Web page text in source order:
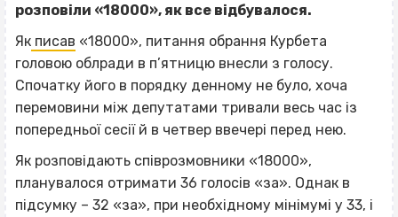
розповіли «18000», як все відбувалося.
Як писав «18000», питання обрання Курбета
головою облради в п’ятницю внесли з голосу.
Спочатку його в порядку денному не було, хоча
перемовини між депутатами тривали весь час із
попередньої сесії й в четвер ввечері перед нею.
Як розповідають співрозмовники «18000»,
планувалося отримати 36 голосів «за». Однак в
підсумку – 32 «за», при необхідному мінімумі у 33, і